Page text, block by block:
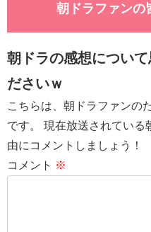
朝ドラファンの
朝ドラの感想につい
ださいｗ
こちらは、朝ドラファンの
です。 現在放送されている
由にコメントしましょう！
コメント ※